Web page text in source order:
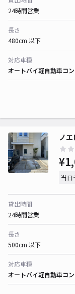
24時間営業
長さ
480cm 以下
対応車種
オートバイ軽自動車コ
ノ
当日
貸出時間
24時間営業
長さ
500cm 以下
対応車種
オートバイ軽自動車コ